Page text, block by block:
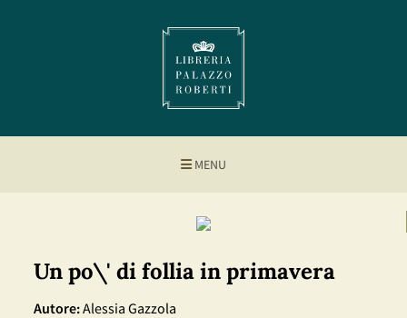
MENU
Un po\' di follia in primavera
Autore:Alessia Gazzola